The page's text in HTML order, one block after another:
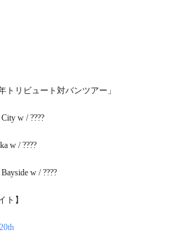
トリビュート対バンツアー」
w / ????
w / ????
w / ????
ト】